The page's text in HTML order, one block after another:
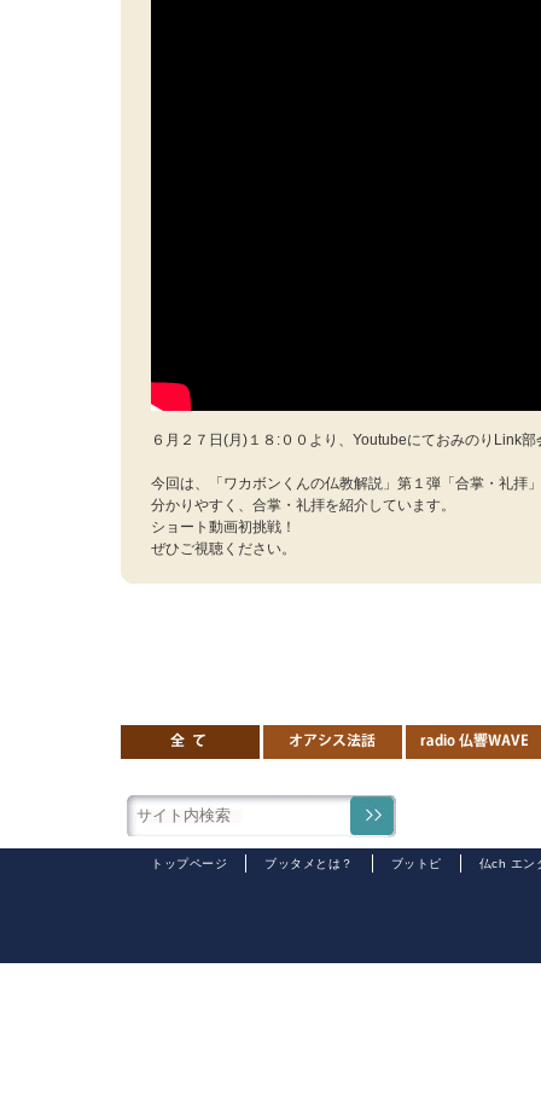
６月２７日(月)１８:００より、YoutubeにておみのりLink
今回は、「ワカボンくんの仏教解説」第１弾「合掌・礼拝
分かりやすく、合掌・礼拝を紹介しています。
ショート動画初挑戦！
ぜひご視聴ください。
トップページ ブッタメとは？ ブットピ 仏ch エン